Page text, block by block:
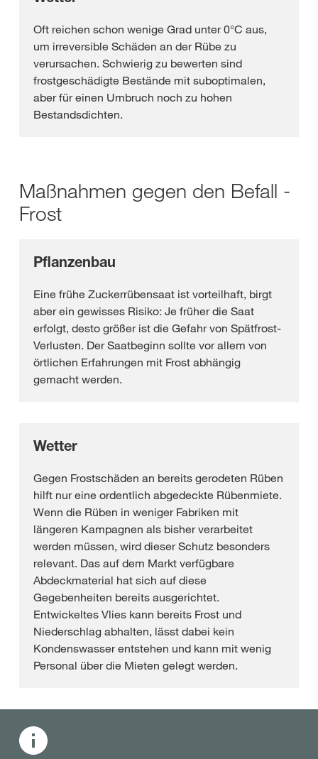
Oft reichen schon wenige Grad unter 0°C aus,
um irreversible Schäden an der Rübe zu
verursachen. Schwierig zu bewerten sind
frostgeschädigte Bestände mit suboptimalen,
aber für einen Umbruch noch zu hohen
Bestandsdichten.
Maßnahmen gegen den Befall -
Frost
Pflanzenbau
Eine frühe Zuckerrübensaat ist vorteilhaft, birgt
aber ein gewisses Risiko: Je früher die Saat
erfolgt, desto größer ist die Gefahr von Spätfrost-
Verlusten. Der Saatbeginn sollte vor allem von
örtlichen Erfahrungen mit Frost abhängig
gemacht werden.
Wetter
Gegen Frostschäden an bereits gerodeten Rüben
hilft nur eine ordentlich abgedeckte Rübenmiete.
Wenn die Rüben in weniger Fabriken mit
längeren Kampagnen als bisher verarbeitet
werden müssen, wird dieser Schutz besonders
relevant. Das auf dem Markt verfügbare
Abdeckmaterial hat sich auf diese
Gegebenheiten bereits ausgerichtet.
Entwickeltes Vlies kann bereits Frost und
Niederschlag abhalten, lässt dabei kein
Kondenswasser entstehen und kann mit wenig
Personal über die Mieten gelegt werden.